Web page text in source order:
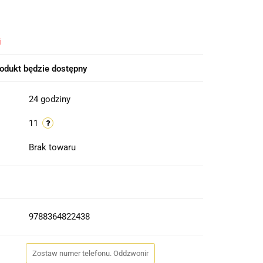
będzie dostępny
24 godziny
11
Brak towaru
9788364822438